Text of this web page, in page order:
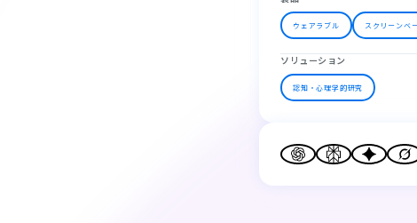
ウェアラブル スクリーンベ
ソリューション
認知・心理学的研究